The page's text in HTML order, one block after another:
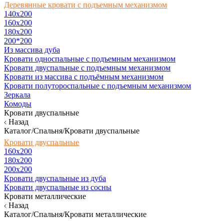
Деревянные кровати с подъемным механизмом
140x200
160х200
180х200
200*200
Из массива дуба
Кровати односпальные с подъемным механизмом
Кровати двуспальные с подъемным механизмом
Кровати из массива с подъёмным механизмом
Кровати полутороспальные с подъемным механизмом
Зеркала
Комоды
Кровати двуспальные
Назад
Каталог/Спальня/Кровати двуспальные
Кровати двуспальные
160х200
180x200
200x200
Кровати двуспальные из дуба
Кровати двуспальные из сосны
Кровати металлические
Назад
Каталог/Спальня/Кровати металлические